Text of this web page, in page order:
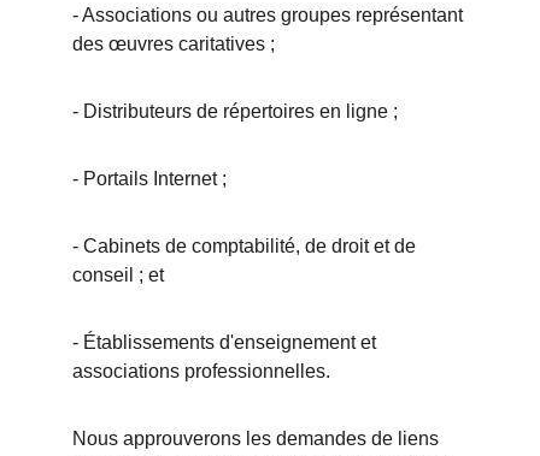
- Associations ou autres groupes représentant
des œuvres caritatives ;
- Distributeurs de répertoires en ligne ;
- Portails Internet ;
- Cabinets de comptabilité, de droit et de
conseil ; et
- Établissements d'enseignement et
associations professionnelles.
Nous approuverons les demandes de liens